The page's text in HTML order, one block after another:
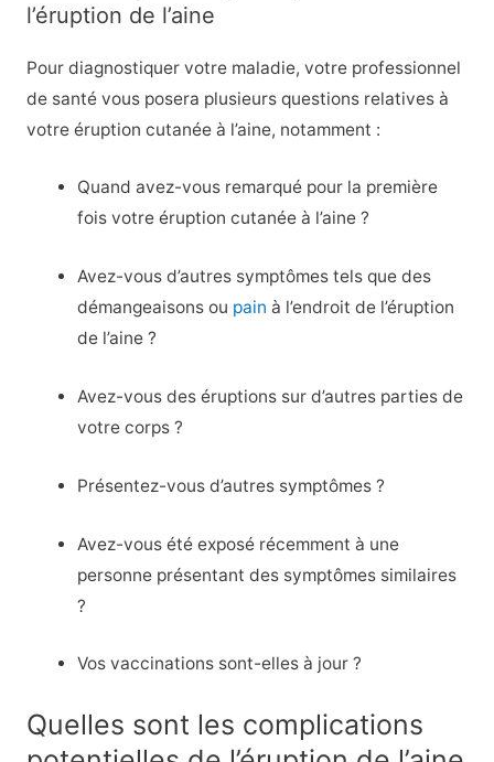
l’éruption de l’aine
Pour diagnostiquer votre maladie, votre professionnel
de santé vous posera plusieurs questions relatives à
votre éruption cutanée à l’aine, notamment :
Quand avez-vous remarqué pour la première
fois votre éruption cutanée à l’aine ?
Avez-vous d’autres symptômes tels que des
démangeaisons ou pain à l’endroit de l’éruption
de l’aine ?
Avez-vous des éruptions sur d’autres parties de
votre corps ?
Présentez-vous d’autres symptômes ?
Avez-vous été exposé récemment à une
personne présentant des symptômes similaires
?
Vos vaccinations sont-elles à jour ?
Quelles sont les complications